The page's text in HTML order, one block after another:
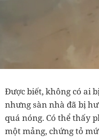
Được biết, không có ai
nhưng sàn nhà đã bị
quá nóng. Có thể thấy
một mảng, chứng tỏ